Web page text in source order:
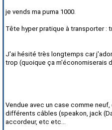
je vends ma puma 1000.
Tête hyper pratique à transporter :
J'ai hésité très longtemps car
trop (quoique ça m'économiserais
Vendue avec un case comme
différents câbles (speakon, jack
accordeur, etc etc...